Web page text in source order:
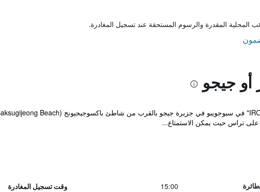
المحلية المقدرة والرسوم المستحقة عند تسجيل المغادرة.
جيجو
تراس حيث يمكن الاستمتاع...
15:00 وقت تسجيل المغادرة